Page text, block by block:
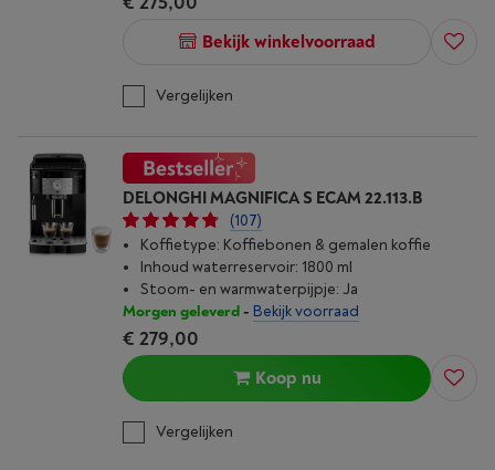
Bekijk winkelvoorraad
Vergelijken
DELONGHI MAGNIFICA S ECAM 22.113.B
(107)
Koffietype: Koffiebonen & gemalen koffie
Inhoud waterreservoir: 1800 ml
Stoom- en warmwaterpijpje: Ja
Morgen geleverd- Bekijk voorraad
€ 279,00
Koop nu
Vergelijken